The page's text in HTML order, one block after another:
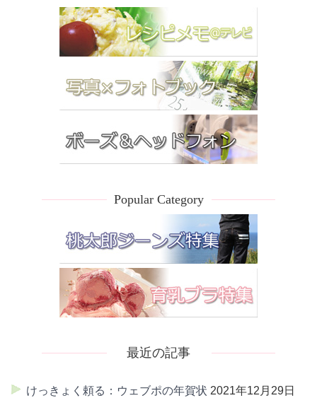
Popular Category
最近の記事
けっきょく頼る：ウェブポの年賀状 2021年12月29日